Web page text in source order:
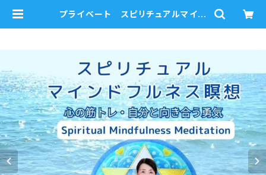
プライベート スピリチュアルマイン